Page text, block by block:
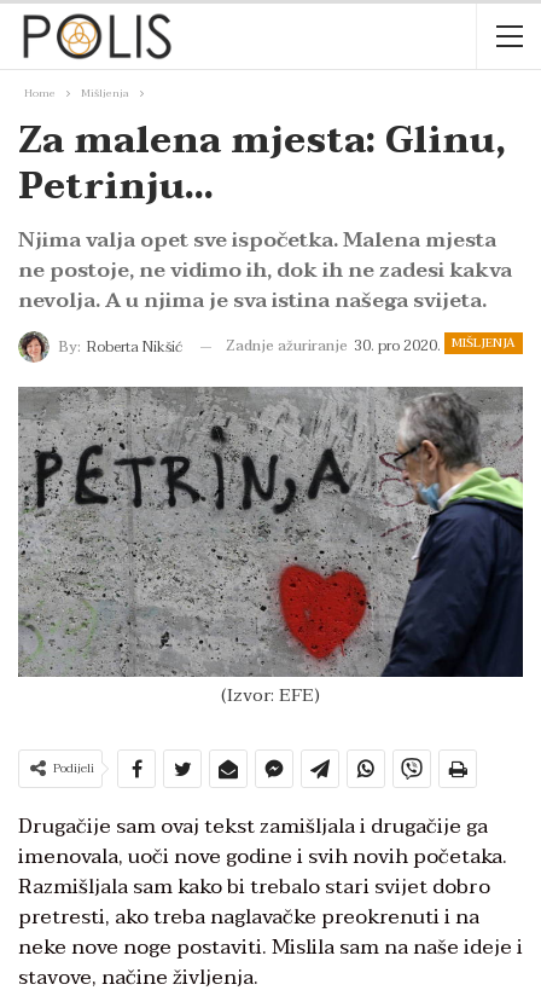
Home Mišljenja
Za malena mjesta: Glinu,
Petrinju…
Njima valja opet sve ispočetka. Malena mjesta
ne postoje, ne vidimo ih, dok ih ne zadesi kakva
nevolja. A u njima je sva istina našega svijeta.
MIŠLJENJA
By: Roberta Nikšić Zadnje ažuriranje 30. pro 2020.
(Izvor: EFE)
Podijeli
Drugačije sam ovaj tekst zamišljala i drugačije ga
imenovala, uoči nove godine i svih novih početaka.
Razmišljala sam kako bi trebalo stari svijet dobro
pretresti, ako treba naglavačke preokrenuti i na
neke nove noge postaviti. Mislila sam na naše ideje i
stavove, načine življenja.